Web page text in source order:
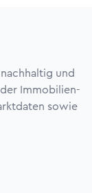
und
der Immobilien-
sowie